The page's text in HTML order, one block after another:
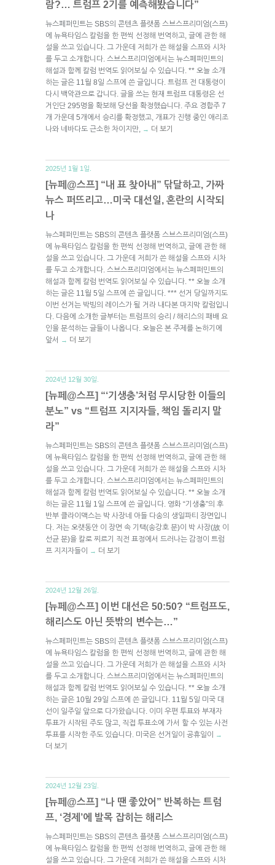
람?… 트럼프 2기를 예측해봤습니다”
뉴스페퍼민트는 SBS의 콘텐츠 플랫폼 스브스프리미엄(스프)
에 뉴욕타임스 칼럼을 한 편씩 선정해 번역하고, 글에 관한 해
설을 쓰고 있습니다. 그 가운데 저희가 쓴 해설을 스프와 시차
를 두고 소개합니다. 스브스프리미엄에서는 뉴스페퍼민트의
해설과 함께 칼럼 번역도 읽어보실 수 있습니다. ** 오늘 소개
하는 글은 11월 8일 스프에 쓴 글입니다. 트럼프 전 대통령이
다시 백악관으로 갑니다. 글을 쓰는 현재 트럼프 대통령은 선
거인단 295명을 확보해 당선을 확정했습니다. 주요 경합주 7
개 가운데 5개에서 승리를 확정했고, 개표가 진행 중인 애리조
나와 네바다도 근소한 차이지만,
→ 더 보기
2025년 1월 1일.
[뉴페@스프] “내 표 찾아내” 닦달하고, 가짜
뉴스 퍼뜨리고…미국 대선일, 혼란의 시작되
나
뉴스페퍼민트는 SBS의 콘텐츠 플랫폼 스브스프리미엄(스프)
에 뉴욕타임스 칼럼을 한 편씩 선정해 번역하고, 글에 관한 해
설을 쓰고 있습니다. 그 가운데 저희가 쓴 해설을 스프와 시차
를 두고 소개합니다. 스브스프리미엄에서는 뉴스페퍼민트의
해설과 함께 칼럼 번역도 읽어보실 수 있습니다. ** 오늘 소개
하는 글은 11월 5일 스프에 쓴 글입니다. *** 선거 당일까지도
이번 선거는 박빙의 레이스가 될 거라 내다본 마지막 칼럼입니
다. 다음에 소개한 글부터는 트럼프의 승리 / 해리스의 패배 요
인을 분석하는 글들이 나옵니다. 오늘은 본 주제를 논하기에
앞서
→ 더 보기
2024년 12월 30일.
[뉴페@스프] “‘기생충’처럼 무시당한 이들의
분노” vs “트럼프 지지자들, 책임 돌리지 말
라”
뉴스페퍼민트는 SBS의 콘텐츠 플랫폼 스브스프리미엄(스프)
에 뉴욕타임스 칼럼을 한 편씩 선정해 번역하고, 글에 관한 해
설을 쓰고 있습니다. 그 가운데 저희가 쓴 해설을 스프와 시차
를 두고 소개합니다. 스브스프리미엄에서는 뉴스페퍼민트의
해설과 함께 칼럼 번역도 읽어보실 수 있습니다. ** 오늘 소개
하는 글은 11월 1일 스프에 쓴 글입니다. 영화 “기생충”의 후
반부 클라이맥스는 박 사장네 아들 다송의 생일파티 장면입니
다. 저는 오랫동안 이 장면 속 기택(송강호 분)이 박 사장(故 이
선균 분)을 칼로 찌르기 직전 표정에서 드러나는 감정이 트럼
프 지지자들이
→ 더 보기
2024년 12월 26일.
[뉴페@스프] 이번 대선은 50:50? “트럼프도,
해리스도 아닌 뜻밖의 변수는…”
뉴스페퍼민트는 SBS의 콘텐츠 플랫폼 스브스프리미엄(스프)
에 뉴욕타임스 칼럼을 한 편씩 선정해 번역하고, 글에 관한 해
설을 쓰고 있습니다. 그 가운데 저희가 쓴 해설을 스프와 시차
를 두고 소개합니다. 스브스프리미엄에서는 뉴스페퍼민트의
해설과 함께 칼럼 번역도 읽어보실 수 있습니다. ** 오늘 소개
하는 글은 10월 29일 스프에 쓴 글입니다. 11월 5일 미국 대
선이 일주일 앞으로 다가왔습니다. 이미 우편 투표와 부재자
투표가 시작된 주도 많고, 직접 투표소에 가서 할 수 있는 사전
투표를 시작한 주도 있습니다. 미국은 선거일이 공휴일이
→
더 보기
2024년 12월 23일.
[뉴페@스프] “나 땐 좋았어” 반복하는 트럼
프, ‘경제’에 발목 잡히는 해리스
뉴스페퍼민트는 SBS의 콘텐츠 플랫폼 스브스프리미엄(스프)
에 뉴욕타임스 칼럼을 한 편씩 선정해 번역하고, 글에 관한 해
설을 쓰고 있습니다. 그 가운데 저희가 쓴 해설을 스프와 시차